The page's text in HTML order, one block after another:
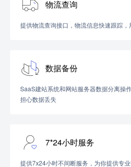
物流查询
提供物流查询接口，物流信息快速跟踪
数据备份
SaaS建站系统和网站服务器数据分离操
担心数据丢失
7*24小时服务
提供7x24小时不间断服务，为你提供专